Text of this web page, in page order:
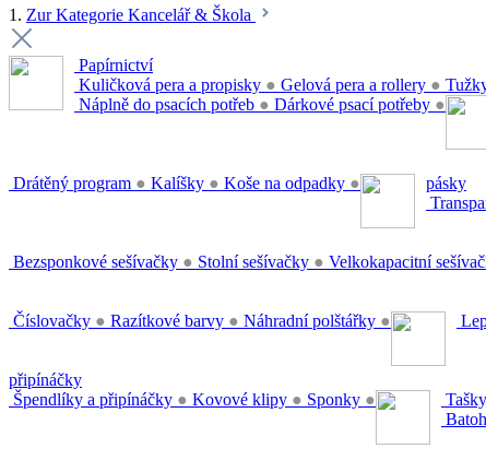
1. Zur Kategorie Kancelář & Škola
Papírnictví
Kuličková pera a propisky ● Gelová pera a rollery ●
Náplně do psacích potřeb ● Dárkové psací potřeby ●
Drátěný program ● Kalíšky ● Koše na odpadky ●
pásky
Bezsponkové sešívačky ● Stolní sešívačky ● Velkokapacitní
Číslovačky ● Razítkové barvy ● Náhradní polštářky ●
připínáčky
Špendlíky a připínáčky ● Kovové klipy ● Sponky ●